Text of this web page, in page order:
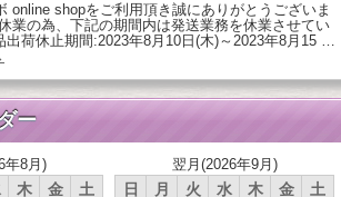
online shopをご利用頂き誠にありがとうございま
業の為、下記の期間内は発送業務を休業させてい
出荷休止期間:2023年8月10日(木)～2023年8月15 …
ー
年8月)
木 金
土
翌月(2026年9月)
日 月 火 水 木 金
土